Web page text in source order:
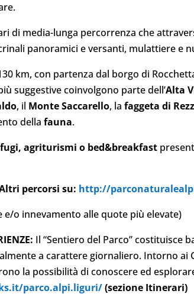
di media-lunga percorrenza che
panoramici e versanti, mulattiere e
km, con partenza dal borgo di
suggestive coinvolgono parte dell’Alta
, il Monte Saccarello, lafaggeta di
dellafauna.
agriturismi o bed&breakfast
percorsi su: http://
o innevamento alle quote più elevate)
Il “Sentiero del Parco” costituisce
a carattere giornaliero. Intorno ai
la possibilità di conoscere ed
parco.alpi.liguri/(sezione Itinerari)